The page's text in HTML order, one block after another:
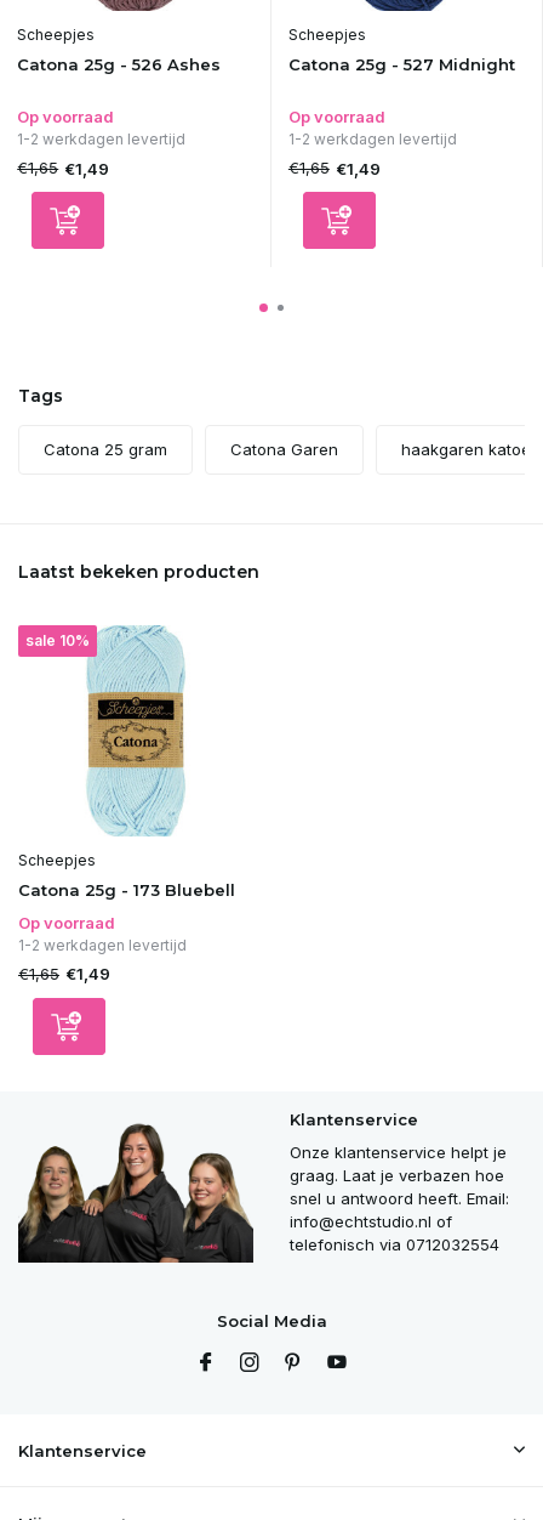
Scheepjes
Catona 25g - 526 Ashes
Op voorraad
1-2 werkdagen levertijd
€1,65 €1,49
Scheepjes
Catona 25g - 527 Midnight
Op voorraad
1-2 werkdagen levertijd
€1,65 €1,49
Tags
Catona 25 gram Catona Garen haakgaren katoen
Laatst bekeken producten
sale 10%
Scheepjes
Catona 25g - 173 Bluebell
Op voorraad
1-2 werkdagen levertijd
€1,65 €1,49
Klantenservice
Onze klantenservice helpt je
graag. Laat je verbazen hoe
snel u antwoord heeft. Email:
info@echtstudio.nl of
telefonisch via 0712032554
Social Media
Klantenservice